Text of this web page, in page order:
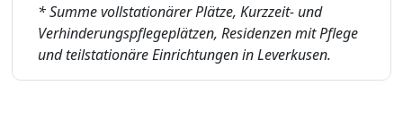
* Summe vollstationärer Plätze, Kurzzeit- und
Verhinderungspflegeplätzen, Residenzen mit Pflege
und teilstationäre Einrichtungen in Leverkusen.